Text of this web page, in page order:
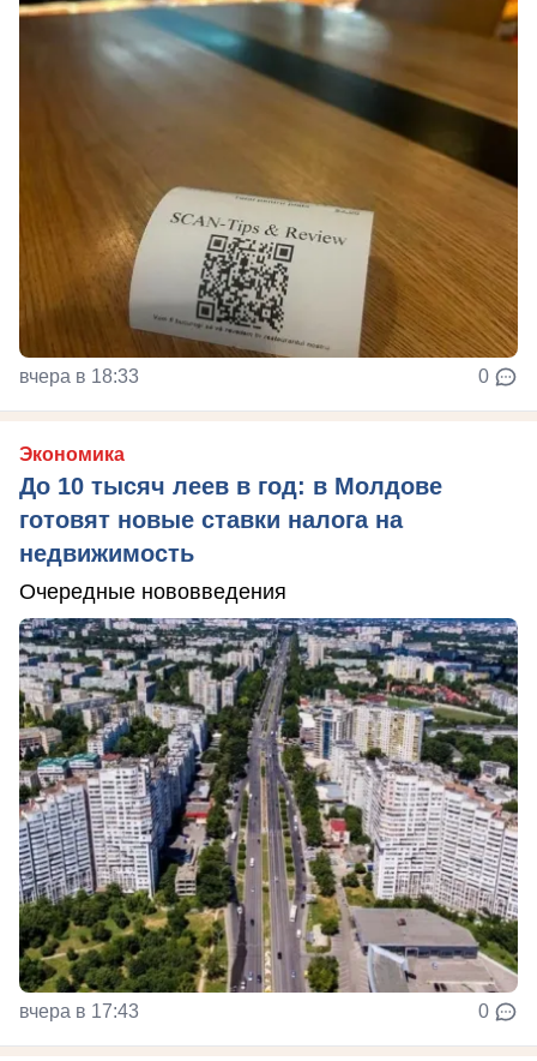
вчера в 18:33 0
Экономика
До 10 тысяч леев в год: в Молдове
готовят новые ставки налога на
недвижимость
Очередные нововведения
вчера в 17:43 0